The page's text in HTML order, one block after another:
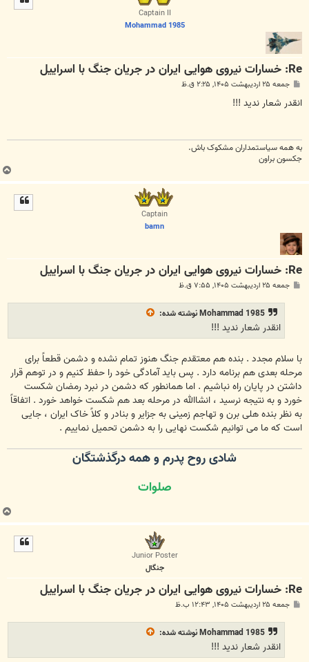
Captain II
Mohammad 1985
Re: خسارات نیروی هوایی ایران در جریان جنگ با اسراییل
ت
جمعه ۲۵ اردیبهشت ۱۴۰۵, ۲:۲۵ ق.ظ
انقدر شعار ندید !!!
به همه سياستمداران مشکوک باش.
جکسون براون
Captain
bamn
Re: خسارات نیروی هوایی ایران در جریان جنگ با اسراییل
جمعه ۲۵ اردیبهشت ۱۴۰۵, ۷:۵۵ ق.ظ
Mohammad 1985نوشته شده:
انقدر شعار ندید !!!
با سلام مجدد . بنده هم معتقدم جنگ هنوز تمام نشده و دشمن قطعاً برای
مرحله بعدی هم برنامه دارد . پس باید آمادگی خود را حفظ کنیم و در توهم قرار
داشتن در پایان راه نباشیم . اما همانطور که دشمن در نبرد رمضان شکست
خورد و به نتیجه نرسید ، انشاالله در مرحله بعد هم شکست خواهد خورد . اتفاقاً
به نظر بنده هلی برن و تهاجم زمینی به جزایر و بنادر و کلاً خاک ایران ، جایی
است که ما می توانیم شکست نهایی را به دشمن تحمیل نماییم .
شادی روح پدرم و همه درگذشتگان
صلوات
Junior Poster
جنگال
Re: خسارات نیروی هوایی ایران در جریان جنگ با اسراییل
جمعه ۲۵ اردیبهشت ۱۴۰۵, ۱۲:۴۳ ب.ظ
Mohammad 1985نوشته شده:
انقدر شعار ندید !!!